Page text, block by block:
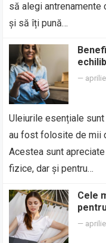
să alegi
și să îți pună…
—
Uleiurile esențiale
au fost folosite de mii
Acestea sunt
fizice, dar și pentru…
Cele
—